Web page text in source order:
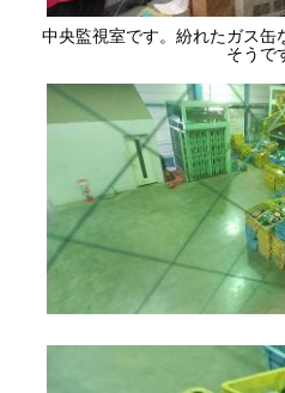
中央監視室です。紛れたガス
そうで